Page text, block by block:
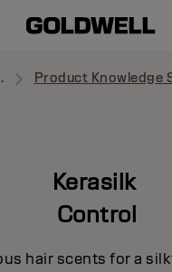
Product Knowledge
Kerasilk
Control
hair scents for a